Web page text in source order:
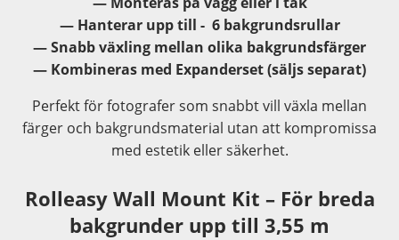
— Hanterar upp till - 6 bakgrundsrullar
— Snabb växling mellan olika bakgrundsfärger
— Kombineras med Expanderset (säljs separat)
Perfekt för fotografer som snabbt vill växla mellan
färger och bakgrundsmaterial utan att kompromissa
med estetik eller säkerhet.
Rolleasy Wall Mount Kit – För breda
bakgrunder upp till 3,55 m